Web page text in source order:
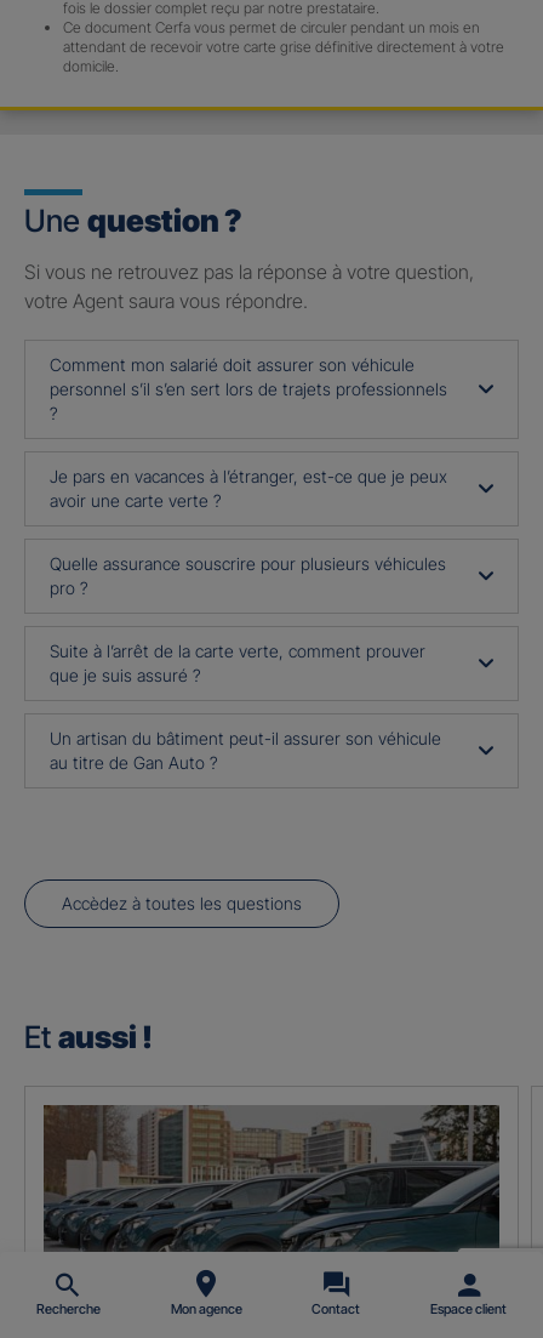
fois le dossier complet reçu par notre prestataire.
Ce document Cerfa vous permet de circuler pendant un mois en
attendant de recevoir votre carte grise définitive directement à votre
domicile.
Une question ?
Si vous ne retrouvez pas la réponse à votre question,
votre Agent saura vous répondre.
Comment mon salarié doit assurer son véhicule
personnel s’il s’en sert lors de trajets professionnels
?
Je pars en vacances à l’étranger, est-ce que je peux
avoir une carte verte ?
Quelle assurance souscrire pour plusieurs véhicules
pro ?
Suite à l’arrêt de la carte verte, comment prouver
que je suis assuré ?
Un artisan du bâtiment peut-il assurer son véhicule
au titre de Gan Auto ?
Accèdez à toutes les questions
Et aussi !
Recherche Mon agence Contact Espace client